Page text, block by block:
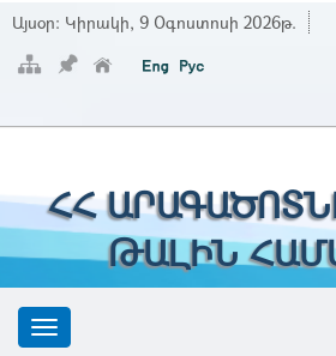
Այսօր: Կիրակի, 9 Օգոստոսի 2026թ.
ՀՀ
ԹԱԼԻՆ